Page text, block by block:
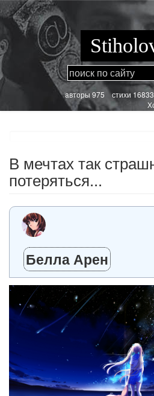
Перейти
к
основному
содержанию
aвторы 975стихи
В мечтах так
потеряться...
Белла Арен